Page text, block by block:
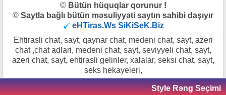
© Bütün hüquqlar qorunur !
© Saytla bağlı bütün məsuliyyəti saytın sahibi daşıyır
eHTiras.Ws SiKiSeK.Biz
Ehtirasli chat, sayt, qaynar chat, medeni chat, sayt, azeri
chat ,chat adlari, medeni chat, sayt, seviyyeli chat, sayt,
azeri chat, sayt, ehtirasli gelinler, xalalar, seksi chat, sayt,
seks hekayeleri,
Style Rəng Seçimi